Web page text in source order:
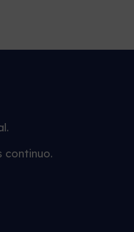
continuo.